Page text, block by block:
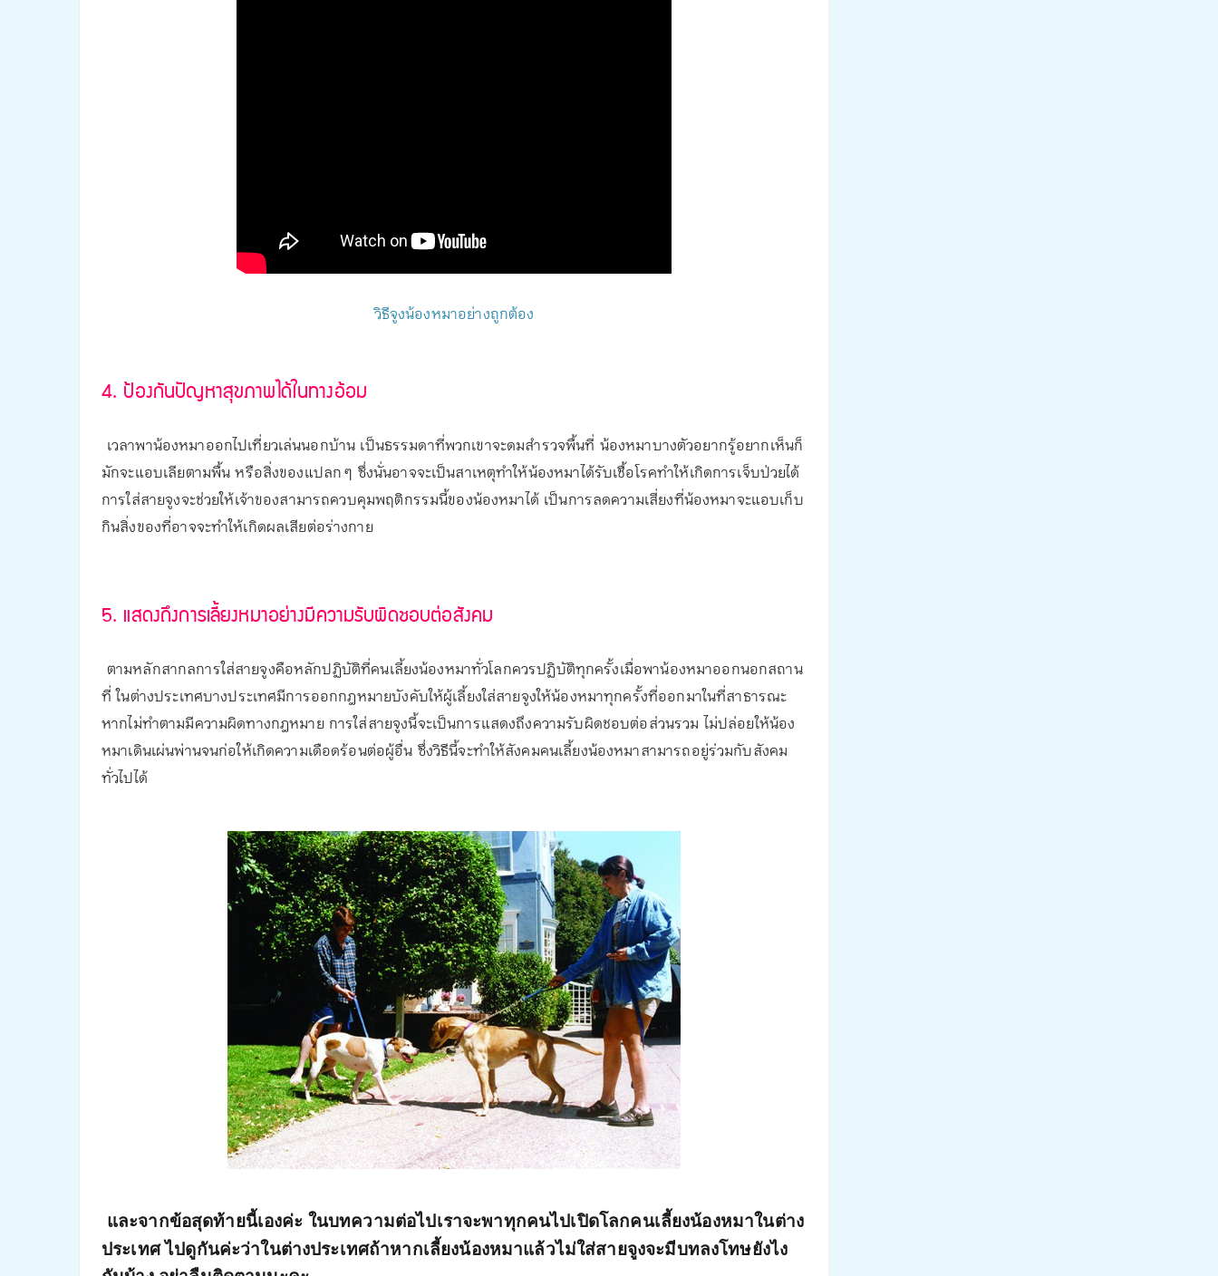
วิธีจูงน้องหมาอย่างถูกต้อง
4. ป้องกันปัญหาสุขภาพได้ในทางอ้อม
เวลาพาน้องหมาออกไปเที่ยวเล่นนอกบ้าน เป็นธรรมดาที่พวกเขาจะดมสำรวจพื้นที่ น้องหมาบางตัวอยากรู้อยากเห็นก็
มักจะแอบเลียตามพื้น หรือสิ่งของแปลก ๆ ซึ่งนั่นอาจจะเป็นสาเหตุทำให้น้องหมาได้รับเชื้อโรคทำให้เกิดการเจ็บป่วยได้
การใส่สายจูงจะช่วยให้เจ้าของสามารถควบคุมพฤติกรรมนี้ของน้องหมาได้ เป็นการลดความเสี่ยงที่น้องหมาจะแอบเก็บ
กินสิ่งของที่อาจจะทำให้เกิดผลเสียต่อร่างกาย
5. แสดงถึงการเลี้ยงหมาอย่างมีความรับผิดชอบต่อสังคม
ตามหลักสากลการใส่สายจูงคือหลักปฏิบัติที่คนเลี้ยงน้องหมาทั่วโลกควรปฏิบัติทุกครั้งเมื่อพาน้องหมาออกนอกสถาน
ที่ ในต่างประเทศบางประเทศมีการออกกฎหมายบังคับให้ผู้เลี้ยงใส่สายจูงให้น้องหมาทุกครั้งที่ออกมาในที่สาธารณะ
หากไม่ทำตามมีความผิดทางกฎหมาย การใส่สายจูงนี้จะเป็นการแสดงถึงความรับผิดชอบต่อส่วนรวม ไม่ปล่อยให้น้อง
หมาเดินเผ่นพ่านจนก่อให้เกิดความเดือดร้อนต่อผู้อื่น ซึ่งวิธีนี้จะทำให้สังคมคนเลี้ยงน้องหมาสามารถอยู่ร่วมกับสังคม
ทั่วไปได้
และจากข้อสุดท้ายนี้เองค่ะ ในบทความต่อไปเราจะพาทุกคนไปเปิดโลกคนเลี้ยงน้องหมาในต่าง
ประเทศ ไปดูกันค่ะว่าในต่างประเทศถ้าหากเลี้ยงน้องหมาแล้วไม่ใส่สายจูงจะมีบทลงโทษยังไง